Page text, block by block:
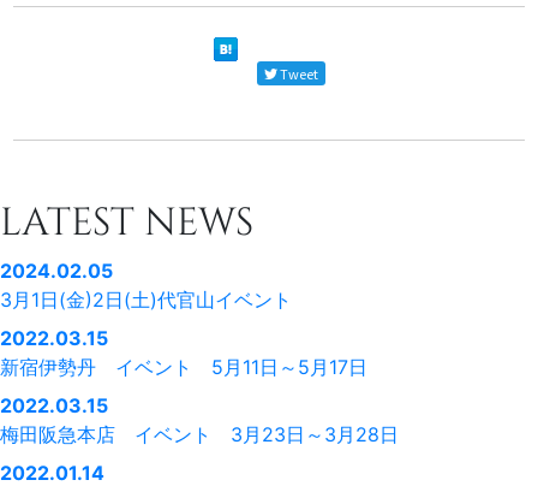
Tweet
LATEST NEWS
2024.02.05
3月1日(金)2日(土)代官山イベント
2022.03.15
新宿伊勢丹 イベント 5月11日～5月17日
2022.03.15
梅田阪急本店 イベント 3月23日～3月28日
2022.01.14